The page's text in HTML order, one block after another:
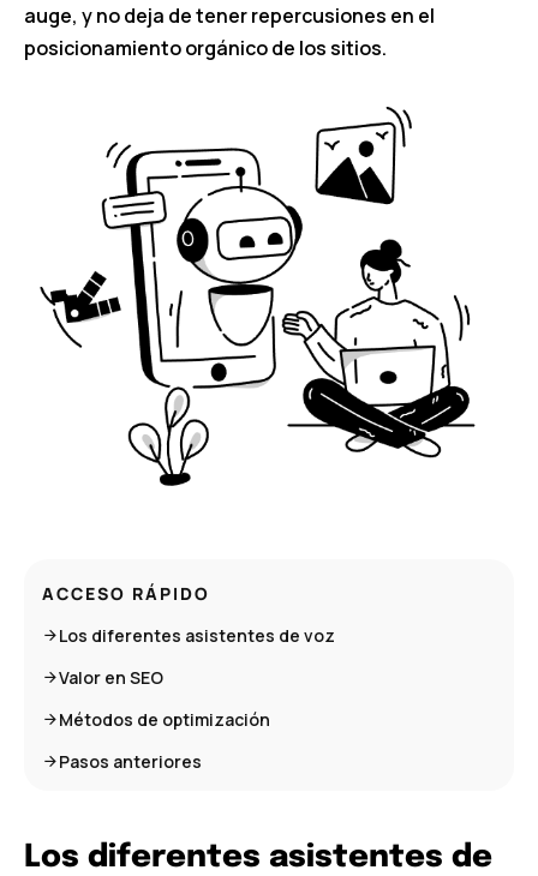
auge, y no deja de tener repercusiones en el
posicionamiento orgánico de los sitios.
ACCESO RÁPIDO
Los diferentes asistentes de voz
Valor en SEO
Métodos de optimización
Pasos anteriores
Los diferentes asistentes de